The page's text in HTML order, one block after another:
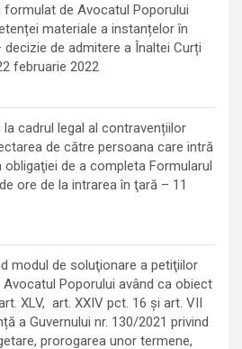
formulat de Avocatul Poporului
materiale a instanțelor în
de admitere a Înaltei Curți
februarie 2022
la cadrul legal al contravențiilor
de către persoana care intră
de a completa Formularul
ore de la intrarea în ţară – 11
modul de soluţionare a petiţiilor
Poporului având ca obiect
XLV, art. XXIV pct. 16 și art. VII
a Guvernului nr. 130/2021 privind
prorogarea unor termene,